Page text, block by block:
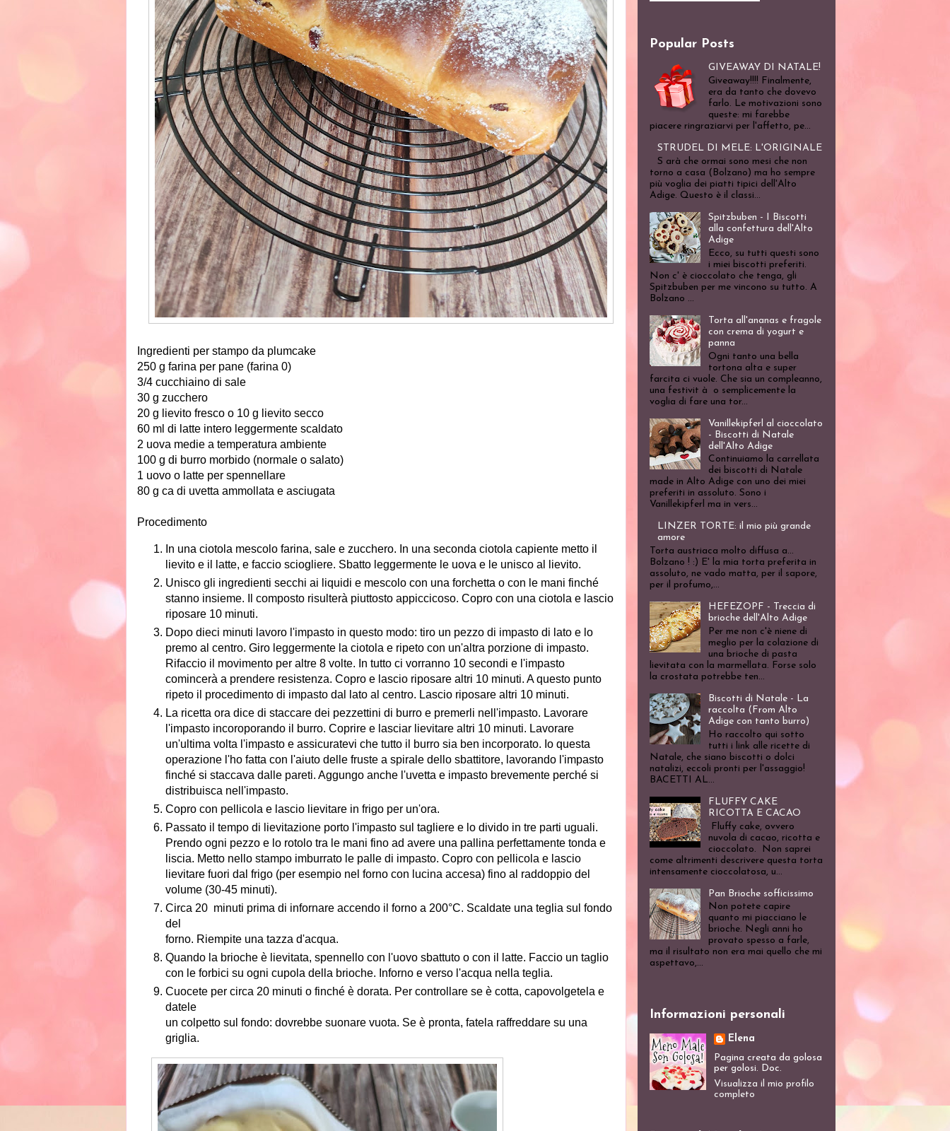
Ingredienti per stampo da plumcake
250 g farina per pane (farina 0)
3/4 cucchiaino di sale
30 g zucchero
20 g lievito fresco o 10 g lievito secco
60 ml di latte intero leggermente scaldato
2 uova medie a temperatura ambiente
100 g di burro morbido (normale o salato)
1 uovo o latte per spennellare
80 g ca di uvetta ammollata e asciugata
Procedimento
In una ciotola mescolo farina, sale e zucchero. In una seconda ciotola capiente metto il
lievito e il latte, e faccio sciogliere. Sbatto leggermente le uova e le unisco al lievito.
Unisco gli ingredienti secchi ai liquidi e mescolo con una forchetta o con le mani finché
stanno insieme. Il composto risulterà piuttosto appiccicoso. Copro con una ciotola e lascio
riposare 10 minuti.
Dopo dieci minuti lavoro l'impasto in questo modo: tiro un pezzo di impasto di lato e lo
premo al centro. Giro leggermente la ciotola e ripeto con un'altra porzione di impasto.
Rifaccio il movimento per altre 8 volte. In tutto ci vorranno 10 secondi e l'impasto
comincerà a prendere resistenza. Copro e lascio riposare altri 10 minuti. A questo punto
ripeto il procedimento di impasto dal lato al centro. Lascio riposare altri 10 minuti.
La ricetta ora dice di staccare dei pezzettini di burro e premerli nell'impasto. Lavorare
l'impasto incoroporando il burro. Coprire e lasciar lievitare altri 10 minuti. Lavorare
un'ultima volta l'impasto e assicuratevi che tutto il burro sia ben incorporato. Io questa
operazione l'ho fatta con l'aiuto delle fruste a spirale dello sbattitore, lavorando l'impasto
finché si staccava dalle pareti. Aggungo anche l'uvetta e impasto brevemente perché si
distribuisca nell'impasto.
Copro con pellicola e lascio lievitare in frigo per un'ora.
Passato il tempo di lievitazione porto l'impasto sul tagliere e lo divido in tre parti uguali.
Prendo ogni pezzo e lo rotolo tra le mani fino ad avere una pallina perfettamente tonda e
liscia. Metto nello stampo imburrato le palle di impasto. Copro con pellicola e lascio
lievitare fuori dal frigo (per esempio nel forno con lucina accesa) fino al raddoppio del
volume (30-45 minuti).
Circa 20 minuti prima di infornare accendo il forno a 200°C. Scaldate una teglia sul fondo
del
forno. Riempite una tazza d'acqua.
Quando la brioche è lievitata, spennello con l'uovo sbattuto o con il latte. Faccio un taglio
con le forbici su ogni cupola della brioche. Inforno e verso l'acqua nella teglia.
Cuocete per circa 20 minuti o finché è dorata. Per controllare se è cotta, capovolgetela e
datele
un colpetto sul fondo: dovrebbe suonare vuota. Se è pronta, fatela raffreddare su una
griglia.
Popular Posts
GIVEAWAY DI NATALE!
Giveaway!!!! Finalmente,
era da tanto che dovevo
farlo. Le motivazioni sono
queste: mi farebbe
piacere ringraziarvi per l'affetto, pe...
STRUDEL DI MELE: L'ORIGINALE
S arà che ormai sono mesi che non
torno a casa (Bolzano) ma ho sempre
più voglia dei piatti tipici dell'Alto
Adige. Questo è il classi...
Spitzbuben - I Biscotti
alla confettura dell'Alto
Adige
Ecco, su tutti questi sono
i miei biscotti preferiti.
Non c' è cioccolato che tenga, gli
Spitzbuben per me vincono su tutto. A
Bolzano ...
Torta all'ananas e fragole
con crema di yogurt e
panna
Ogni tanto una bella
tortona alta e super
farcita ci vuole. Che sia un compleanno,
una festivit à o semplicemente la
voglia di fare una tor...
Vanillekipferl al cioccolato
- Biscotti di Natale
dell'Alto Adige
Continuiamo la carrellata
dei biscotti di Natale
made in Alto Adige con uno dei miei
preferiti in assoluto. Sono i
Vanillekipferl ma in vers...
LINZER TORTE: il mio più grande
amore
Torta austriaca molto diffusa a...
Bolzano ! :) E' la mia torta preferita in
assoluto, ne vado matta, per il sapore,
per il profumo,...
HEFEZOPF - Treccia di
brioche dell'Alto Adige
Per me non c'è niene di
meglio per la colazione di
una brioche di pasta
lievitata con la marmellata. Forse solo
la crostata potrebbe ten...
Biscotti di Natale - La
raccolta (From Alto
Adige con tanto burro)
Ho raccolto qui sotto
tutti i link alle ricette di
Natale, che siano biscotti o dolci
natalizi, eccoli pronti per l'assaggio!
BACETTI AL...
FLUFFY CAKE
RICOTTA E CACAO
Fluffy cake, ovvero
nuvola di cacao, ricotta e
cioccolato. Non saprei
come altrimenti descrivere questa torta
intensamente cioccolatosa, u...
Pan Brioche sofficissimo
Non potete capire
quanto mi piacciano le
brioche. Negli anni ho
provato spesso a farle,
ma il risultato non era mai quello che mi
aspettavo,...
Informazioni personali
Elena
Pagina creata da golosa
per golosi. Doc.
Visualizza il mio profilo
completo